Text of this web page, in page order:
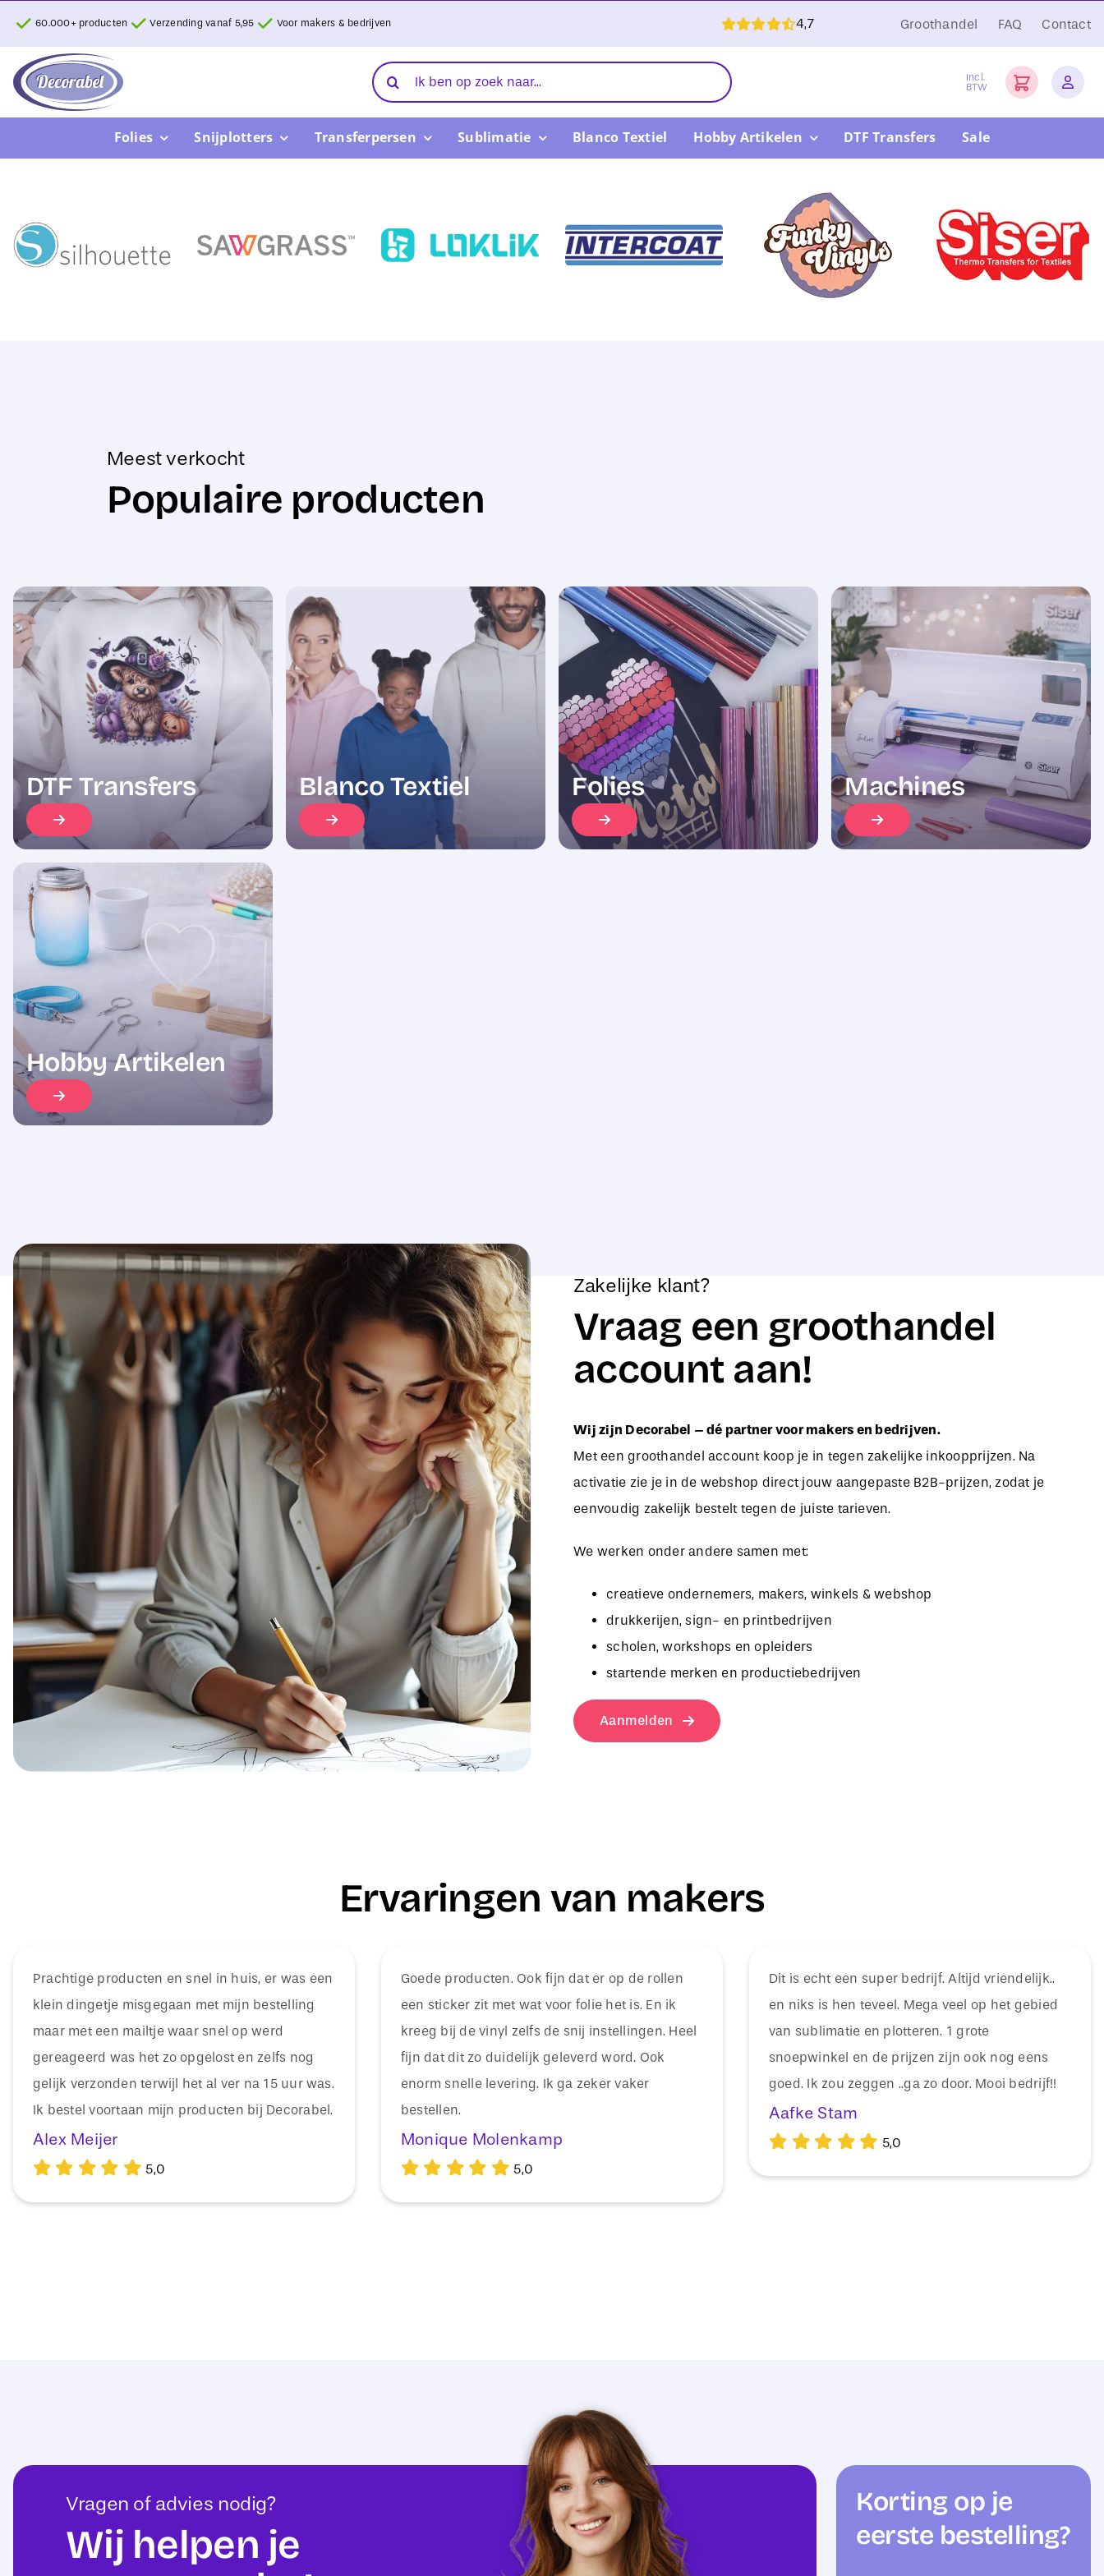
inhoud
60.000+ producten Verzending vanaf 5,95 Voor makers & bedrijven 4,7 Groothandel FAQ Contact
Zoeken
naar:
Incl.
BTW
Folies Snijplotters Transferpersen Sublimatie Blanco Textiel Hobby Artikelen DTF Transfers Sale
Meest verkocht
Populaire producten
DTF Transfers Blanco Textiel Folies Machines
Hobby Artikelen
Zakelijke klant?
Vraag een groothandel
account aan!
Wij zijn Decorabel – dé partner voor makers en bedrijven.
Met een groothandel account koop je in tegen zakelijke inkoopprijzen. Na
activatie zie je in de webshop direct jouw aangepaste B2B-prijzen, zodat je
eenvoudig zakelijk bestelt tegen de juiste tarieven.
We werken onder andere samen met:
creatieve ondernemers, makers, winkels & webshop
drukkerijen, sign- en printbedrijven
scholen, workshops en opleiders
startende merken en productiebedrijven
Aanmelden
Ervaringen van makers
Prachtige producten en snel in huis, er was een
klein dingetje misgegaan met mijn bestelling
maar met een mailtje waar snel op werd
gereageerd was het zo opgelost en zelfs nog
gelijk verzonden terwijl het al ver na 15 uur was.
Ik bestel voortaan mijn producten bij Decorabel.
Alex Meijer
5,0
Goede producten. Ook fijn dat er op de rollen
een sticker zit met wat voor folie het is. En ik
kreeg bij de vinyl zelfs de snij instellingen. Heel
fijn dat dit zo duidelijk geleverd word. Ook
enorm snelle levering. Ik ga zeker vaker
bestellen.
Monique Molenkamp
5,0
Dit is echt een super bedrijf. Altijd vriendelijk..
en niks is hen teveel. Mega veel op het gebied
van sublimatie en plotteren. 1 grote
snoepwinkel en de prijzen zijn ook nog eens
goed. Ik zou zeggen ..ga zo door. Mooi bedrijf!!
Aafke Stam
5,0
Vragen of advies nodig?
Wij helpen je
Korting op je
eerste bestelling?